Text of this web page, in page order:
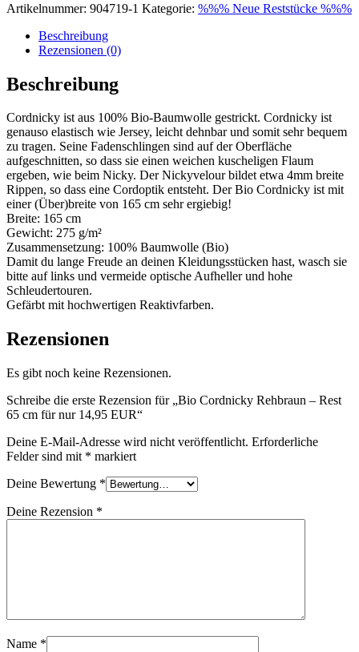
Artikelnummer: 904719-1 Kategorie: %%% Neue Reststücke %%%
Beschreibung
Rezensionen (0)
Beschreibung
Cordnicky ist aus 100% Bio-Baumwolle gestrickt. Cordnicky ist
genauso elastisch wie Jersey, leicht dehnbar und somit sehr bequem
zu tragen. Seine Fadenschlingen sind auf der Oberfläche
aufgeschnitten, so dass sie einen weichen kuscheligen Flaum
ergeben, wie beim Nicky. Der Nickyvelour bildet etwa 4mm breite
Rippen, so dass eine Cordoptik entsteht. Der Bio Cordnicky ist mit
einer (Über)breite von 165 cm sehr ergiebig!
Breite: 165 cm
Gewicht: 275 g/m²
Zusammensetzung: 100% Baumwolle (Bio)
Damit du lange Freude an deinen Kleidungsstücken hast, wasch sie
bitte auf links und vermeide optische Aufheller und hohe
Schleudertouren.
Gefärbt mit hochwertigen Reaktivfarben.
Rezensionen
Es gibt noch keine Rezensionen.
Schreibe die erste Rezension für „Bio Cordnicky Rehbraun – Rest
65 cm für nur 14,95 EUR“
Deine E-Mail-Adresse wird nicht veröffentlicht. Erforderliche
Felder sind mit * markiert
Deine Bewertung *
Deine Rezension *
Name *